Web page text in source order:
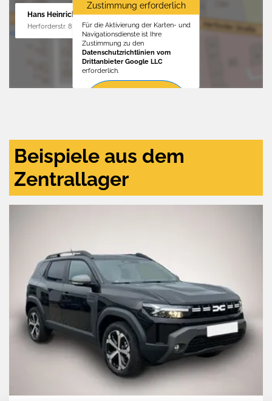
Hans Heinrichs GmbH
Herforderstr. 81, 32657 Lemgo
Zustimmung erforderlich
Für die Aktivierung der Karten- und
Navigationsdienste ist Ihre
Zustimmung zu den
Datenschutzrichtlinien vom
Drittanbieter Google LLC
erforderlich.
Beispiele aus dem
Zentrallager